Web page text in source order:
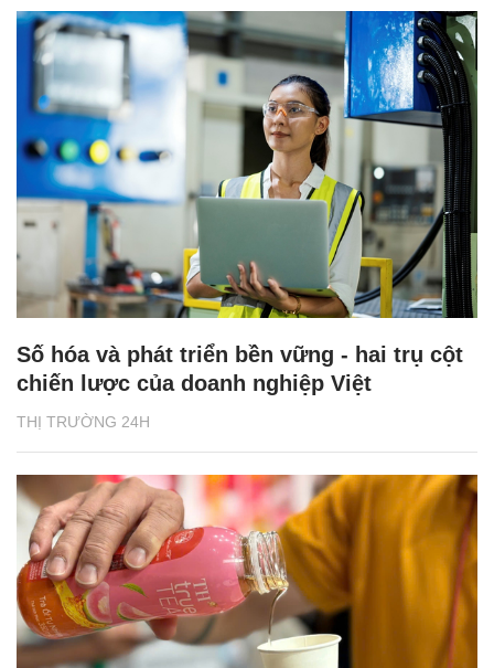
THỊ TRƯỜNG 24H
Số hóa và phát triển bền vững - hai trụ cột
chiến lược của doanh nghiệp Việt